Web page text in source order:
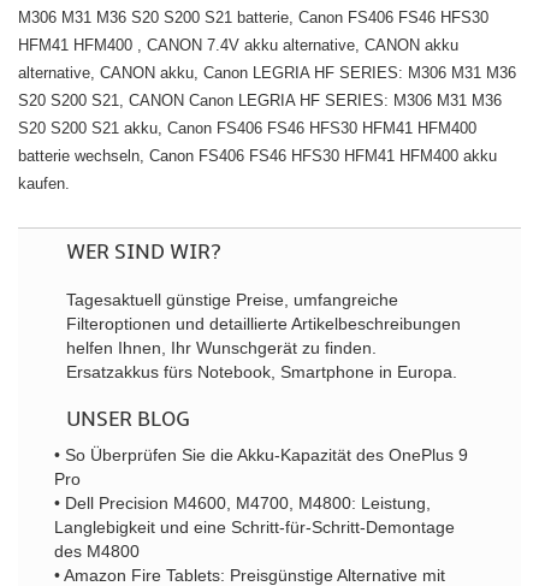
M306 M31 M36 S20 S200 S21 batterie, Canon FS406 FS46 HFS30
HFM41 HFM400 , CANON 7.4V akku alternative, CANON akku
alternative, CANON akku, Canon LEGRIA HF SERIES: M306 M31 M36
S20 S200 S21, CANON Canon LEGRIA HF SERIES: M306 M31 M36
S20 S200 S21 akku, Canon FS406 FS46 HFS30 HFM41 HFM400
batterie wechseln, Canon FS406 FS46 HFS30 HFM41 HFM400 akku
kaufen.
WER SIND WIR?
Tagesaktuell günstige Preise, umfangreiche
Filteroptionen und detaillierte Artikelbeschreibungen
helfen Ihnen, Ihr Wunschgerät zu finden.
Ersatzakkus fürs Notebook, Smartphone in Europa.
UNSER BLOG
• So Überprüfen Sie die Akku-Kapazität des OnePlus 9
Pro
• Dell Precision M4600, M4700, M4800: Leistung,
Langlebigkeit und eine Schritt-für-Schritt-Demontage
des M4800
• Amazon Fire Tablets: Preisgünstige Alternative mit